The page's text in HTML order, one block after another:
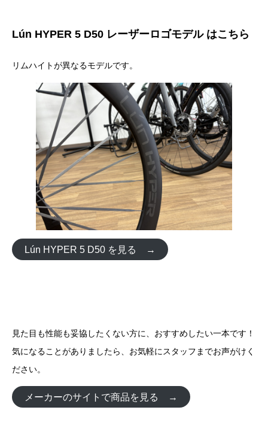
Lún HYPER 5 D50 レーザーロゴモデル はこちら
リムハイトが異なるモデルです。
Lún HYPER 5 D50 を見る →
見た目も性能も妥協したくない方に、おすすめしたい一本です！
気になることがありましたら、お気軽にスタッフまでお声がけく
ださい。
メーカーのサイトで商品を見る →